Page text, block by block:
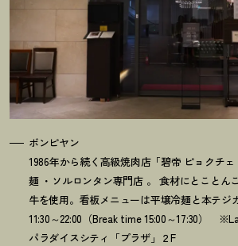
ボンピヤン
1986年から続く高級焼肉店「碧帝 ピョクチ
麺 ・ソルロンタン専門店 。 食材にとことん
牛を使用。看板メニューは平壌冷麺と本テジ
11:30～22:00（Break time 15:00～17:30）
パラダイスシティ「プラザ」２F